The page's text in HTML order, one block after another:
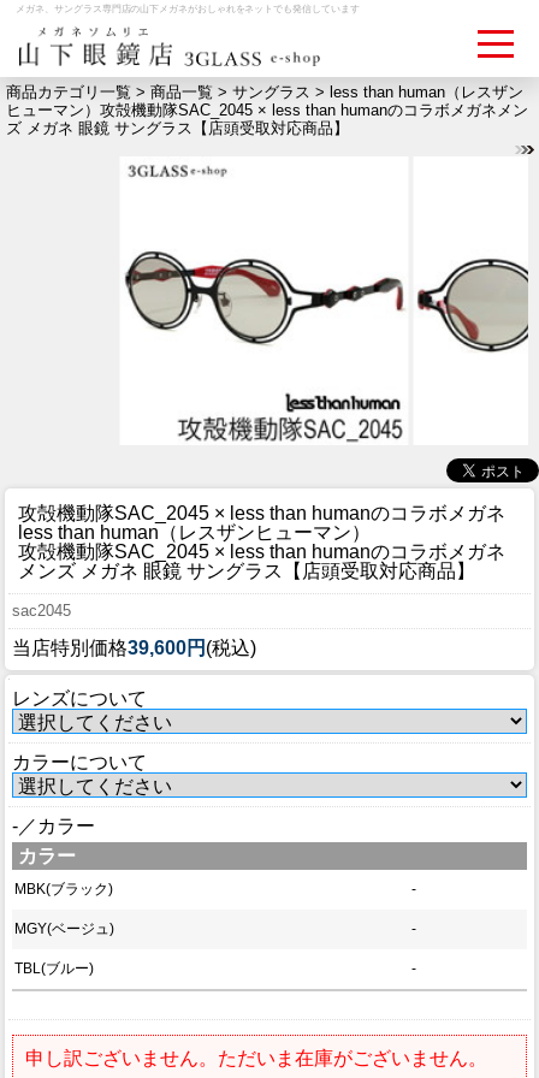
メガネ、サングラス専門店の山下メガネがおしゃれをネットでも発信しています
ログイン お買いものカゴ
メディア情報
MEDIA
ACCESS
ITEM
ブログ
BLOG
会社概要
インフォメーション
商品カテゴリ一覧 > 商品一覧 > サングラス > less than human（レスザン
ヒューマン）攻殻機動隊SAC_2045 × less than humanのコラボメガネメン
ズ メガネ 眼鏡 サングラス【店頭受取対応商品】
攻殻機動隊SAC_2045 × less than humanのコラボメガネ
less than human（レスザンヒューマン）
攻殻機動隊SAC_2045 × less than humanのコラボメガネ
メンズ メガネ 眼鏡 サングラス【店頭受取対応商品】
sac2045
当店特別価格39,600円 (税込)
レンズについて
カラーについて
-／カラー
カラー
MBK(ブラック) -
MGY(ベージュ) -
TBL(ブルー) -
申し訳ございません。ただいま在庫がございません。